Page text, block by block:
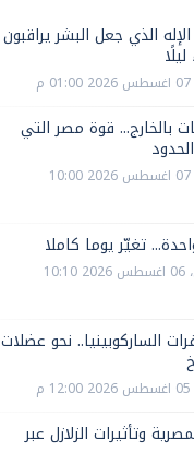
الذي جعل البشر يراقبون
بالخارج... قوة مصر التي
الجمعة، 07 اغسطس 2026 10:00
تغيّر يوما كاملا
الخميس، 06 اغسطس 2026 10:10
الساركوبينيا.. نحو عضلات
وتأثيرات الزلازل عبر